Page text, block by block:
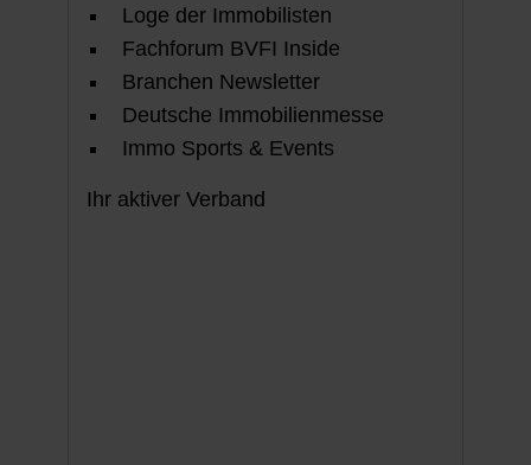
Loge der Immobilisten
Fachforum BVFI Inside
Branchen Newsletter
Deutsche Immobilienmesse
Immo Sports & Events
Ihr aktiver Verband